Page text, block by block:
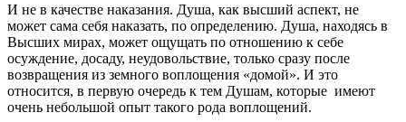
И не в качестве наказания. Душа, как высший аспект, не
может сама себя наказать, по определению. Душа, находясь в
Высших мирах, может ощущать по отношению к себе
осуждение, досаду, неудовольствие, только сразу после
возвращения из земного воплощения «домой». И это
относится, в первую очередь к тем Душам, которые имеют
очень небольшой опыт такого рода воплощений.